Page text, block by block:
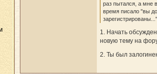
раз пытался, а мне
время писало "вы
зарегистрированы..."
1. Начать
новую тему на
2. Ты был